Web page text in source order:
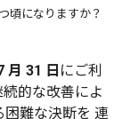
頃になりますか？
月 31 日 にご利
的な改善によ
困難な決断を 連